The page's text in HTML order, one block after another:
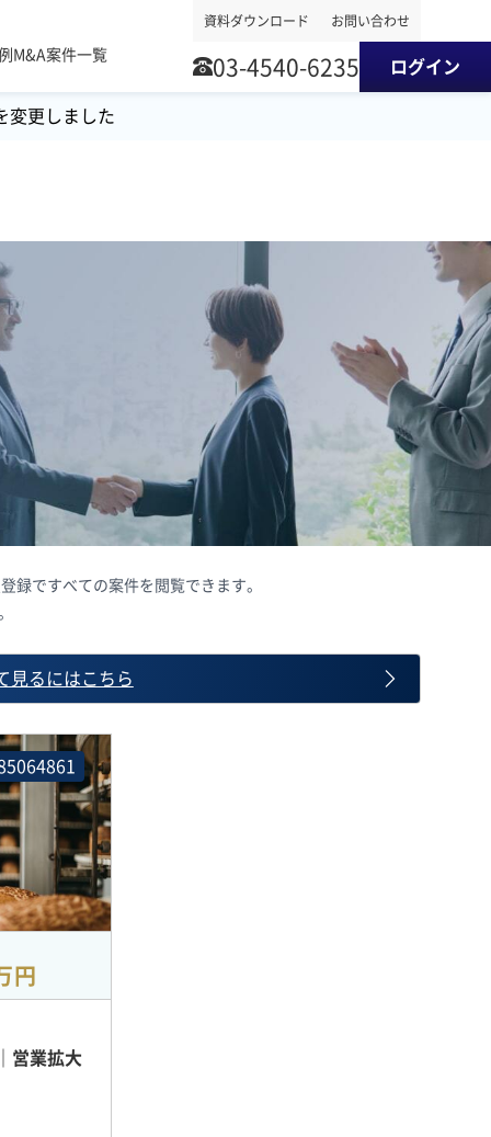
M&A案件一覧
資料ダウンロード お問い合わせ
03-4540-6235 ログイン
変更しました
録ですべての案件を閲覧できます。
見るにはこちら
円
営業拡大